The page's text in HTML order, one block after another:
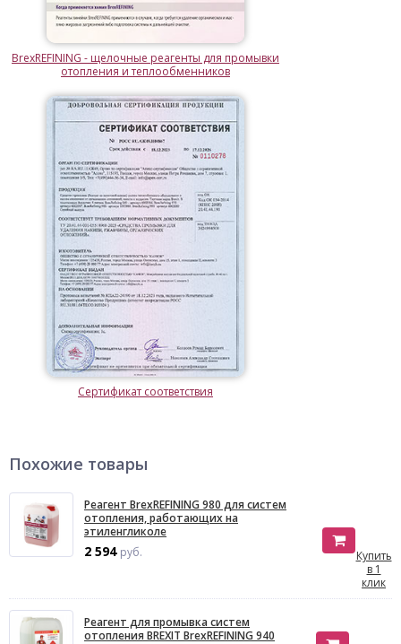
BrexREFINING - щелочные реагенты для промывки
отопления и теплообменников
Сертификат соответствия
Похожие товары
Реагент BrexREFINING 980 для систем
отопления, работающих на
этиленгликоле
2 594 руб.
Купить
в 1
клик
Реагент для промывка систем
отопления BREXIT BrexREFINING 940